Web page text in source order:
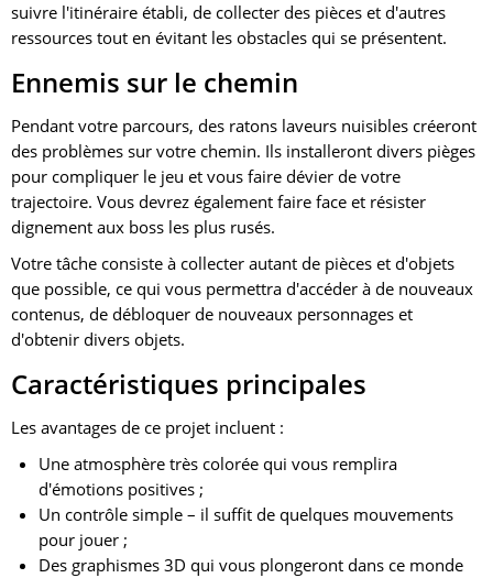
suivre l'itinéraire établi, de collecter des pièces et d'autres
ressources tout en évitant les obstacles qui se présentent.
Ennemis sur le chemin
Pendant votre parcours, des ratons laveurs nuisibles créeront
des problèmes sur votre chemin. Ils installeront divers pièges
pour compliquer le jeu et vous faire dévier de votre
trajectoire. Vous devrez également faire face et résister
dignement aux boss les plus rusés.
Votre tâche consiste à collecter autant de pièces et d'objets
que possible, ce qui vous permettra d'accéder à de nouveaux
contenus, de débloquer de nouveaux personnages et
d'obtenir divers objets.
Caractéristiques principales
Les avantages de ce projet incluent :
Une atmosphère très colorée qui vous remplira
d'émotions positives ;
Un contrôle simple – il suffit de quelques mouvements
pour jouer ;
Des graphismes 3D qui vous plongeront dans ce monde